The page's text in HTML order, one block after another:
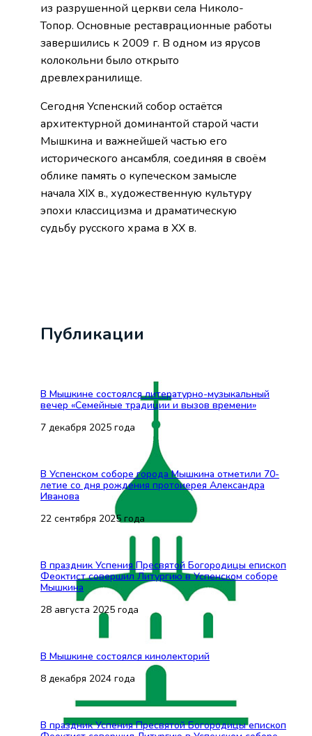
из разрушенной церкви села Николо-
Топор. Основные реставрационные работы
завершились к 2009 г. В одном из ярусов
колокольни было открыто
древлехранилище.
Сегодня Успенский собор остаётся
архитектурной доминантой старой части
Мышкина и важнейшей частью его
исторического ансамбля, соединяя в своём
облике память о купеческом замысле
начала XIX в., художественную культуру
эпохи классицизма и драматическую
судьбу русского храма в XX в.
Публикации
В Мышкине состоялся литературно-музыкальный
вечер «Семейные традиции и вызов времени»
7 декабря 2025 года
В Успенском соборе города Мышкина отметили 70-
летие со дня рождения протоиерея Александра
Иванова
22 сентября 2025 года
В праздник Успения Пресвятой Богородицы епископ
Феоктист совершил Литургию в Успенском соборе
Мышкина
28 августа 2025 года
В Мышкине состоялся кинолекторий
8 декабря 2024 года
В праздник Успения Пресвятой Богородицы епископ